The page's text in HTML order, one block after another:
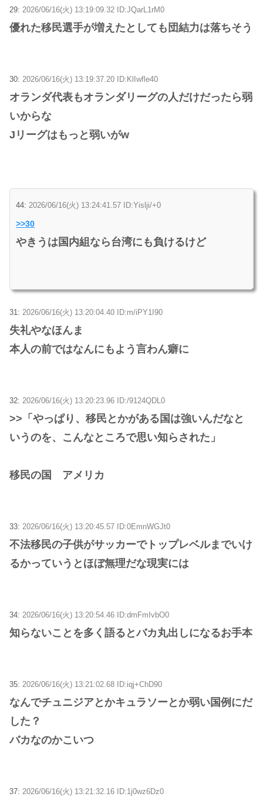
29: 2026/06/16(火) 13:19:09.32 ID:JQarL1rM0
優れた移民選手が増えたとしても団結力は落ちそう
30: 2026/06/16(火) 13:19:37.20 ID:KlIwfle40
オランダ代表もオランダリーグの人だけだったら弱
いからな
Jリーグはもっと弱いがw
44: 2026/06/16(火) 13:24:41.57 ID:Yislji/+0
>>30
やきうは国内組なら台湾にも負けるけど
31: 2026/06/16(火) 13:20:04.40 ID:m/iPY1I90
失礼やなほんま
本人の前ではなんにもよう言わん癖に
32: 2026/06/16(火) 13:20:23.96 ID:/9124QDL0
>>「やっぱり、移民とかがある国は強いんだなと
いうのを、こんなところで思い知らされた」
移民の国 アメリカ
33: 2026/06/16(火) 13:20:45.57 ID:0EmnWGJt0
不法移民の子供がサッカーでトップレベルまでいけ
るかっていうとほぼ無理だな現実には
34: 2026/06/16(火) 13:20:54.46 ID:dmFmIvbO0
知らないことを多く語るとバカ丸出しになるお手本
35: 2026/06/16(火) 13:21:02.68 ID:iqj+ChD90
なんでチュニジアとかキュラソーとか弱い国例にだ
した？
バカなのかこいつ
37: 2026/06/16(火) 13:21:32.16 ID:1j0wz6Dz0